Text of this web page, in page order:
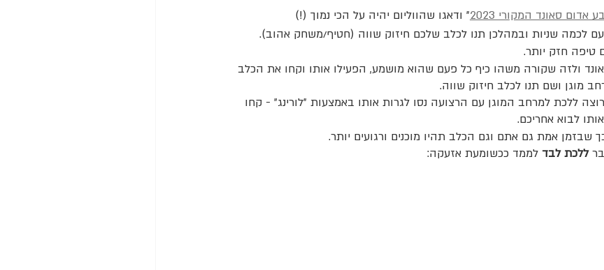
סאונד המקורי 2023
״ ודאגו שהווליום יהיה על הכי נמוך (!)
לכמה שניות ובמהלכן תנו לכלב שלכם חיזוק שווה (חטיף/משחק אהוב).
טיפה חזק יותר.
ולזה שקורה משהו כיף כל פעם שהוא מושמע, הפעילו אותו וקחו את הכלב
מוגן ושם תנו לכלב חיזוק שווה.
ללכת למרחב המוגן עם הרצועה נסו לגרות אותו באמצעות ״לורינג״ - קחו
לבוא אחריכם.
שבזמן אמת גם אתם וגם הכלב תהיו מוכנים ורגועים יותר.
ללכת לבד לממד ככשומעת אזעקה: